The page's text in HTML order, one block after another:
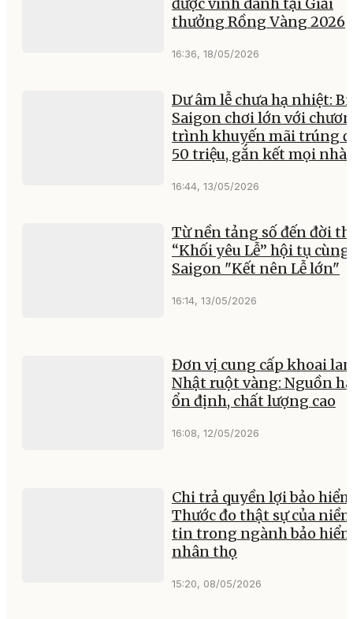
thưởng Rồng Vàng 2026
16:36, 18/05/2026
Dư âm lễ chưa hạ nhiệt:
Saigon chơi lớn với
trình khuyến mãi trúng
50 triệu, gắn kết mọi nhà
16:44, 13/05/2026
Từ nền tảng số đến đời
“Khối yêu Lễ” hội tụ cùng
Saigon "Kết nên Lễ lớn"
16:14, 13/05/2026
Đơn vị cung cấp khoai
Nhật ruột vàng: Nguồn
ổn định, chất lượng cao
16:08, 12/05/2026
Chi trả quyền lợi bảo
Thước đo thật sự của
tin trong ngành bảo
nhân thọ
15:20, 08/05/2026